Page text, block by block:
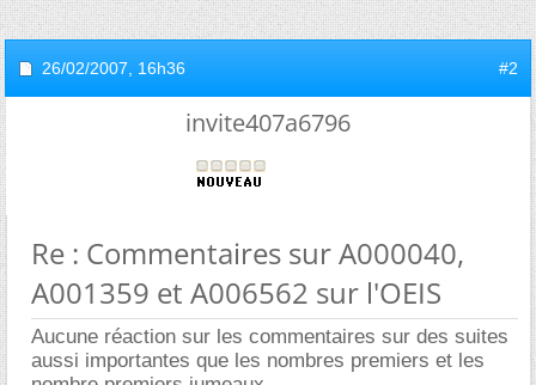
26/02/2007, 16h36 #2
invite407a6796
Re : Commentaires sur A000040,
A001359 et A006562 sur l'OEIS
Aucune réaction sur les commentaires sur des suites
aussi importantes que les nombres premiers et les